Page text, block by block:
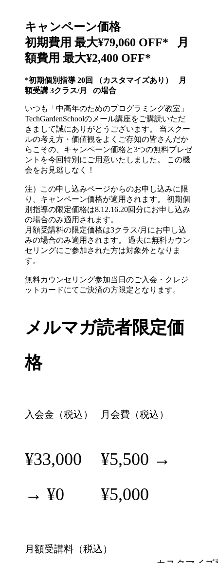
キャンペーン価格
初期費用 最大¥79,060 OFF* 月
額費用 最大¥2,400 OFF*
*初期個別指導 20回 （カスタマイズあり） 月
額受講 3クラス/月 の場合
いつも「中高年のためのプログラミング教室」
TechGardenSchoolのメール講座をご購読いただ
きまして誠にありがとうございます。 当スクー
ルの考え方・価値観をよくご存知の皆さんだか
らこその、キャンペーン価格と3つの無料プレゼ
ントを今回特別にご用意いたしました。 この機
会をお見逃しなく！
注）この申し込みページからのお申し込みに限
り、キャンペーン価格が適用されます。 初期個
別指導の限定価格は8.12.16.20回分にお申し込み
の場合のみ適用されます。
月額受講料の限定価格は3クラス/月にお申し込
みの場合のみ適用されます。 過去に無料カウン
セリングにご参加された方は対象外となりま
す。
無料カウンセリング参加当日のご入会・クレジ
ットカードにてご決済の方限定となります。
メルマガ読者限定価
格
入会金（税込）
¥33,000
→ ¥0
月会費（税込）
¥5,500 →
¥5,000
月額受講料（税込）